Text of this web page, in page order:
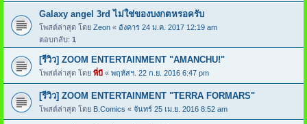
Galaxy angel 3rd ไม่ใช่ของบงกตหรอครับ
โพสต์ล่าสุด โดย Zeon « อังคาร 24 ม.ค. 2017 12:19 am
ตอบกลับ: 1
[รีวิว] ZOOM ENTERTAINMENT "AMANCHU!"
โพสต์ล่าสุด โดย พี่บี « พฤหัสฯ. 22 ก.ย. 2016 6:47 pm
[รีวิว] ZOOM ENTERTAINMENT "TERRA FORMARS"
โพสต์ล่าสุด โดย B.Comics « จันทร์ 25 เม.ย. 2016 8:52 am